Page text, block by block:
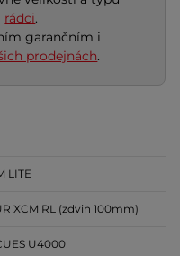
rádci.
garančním i
prodejnách.
LITE
XCM RL (zdvih 100mm)
U4000